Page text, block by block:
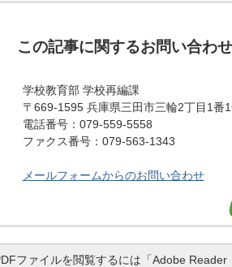
この記事に関するお問い合わ
学校教育部 学校再編課
〒669-1595 兵庫県三田市三輪2丁目1番
電話番号：079-559-5558
ファクス番号：079-563-1343
メールフォームからのお問い合わせ
ファイルを閲覧するには「Adobe